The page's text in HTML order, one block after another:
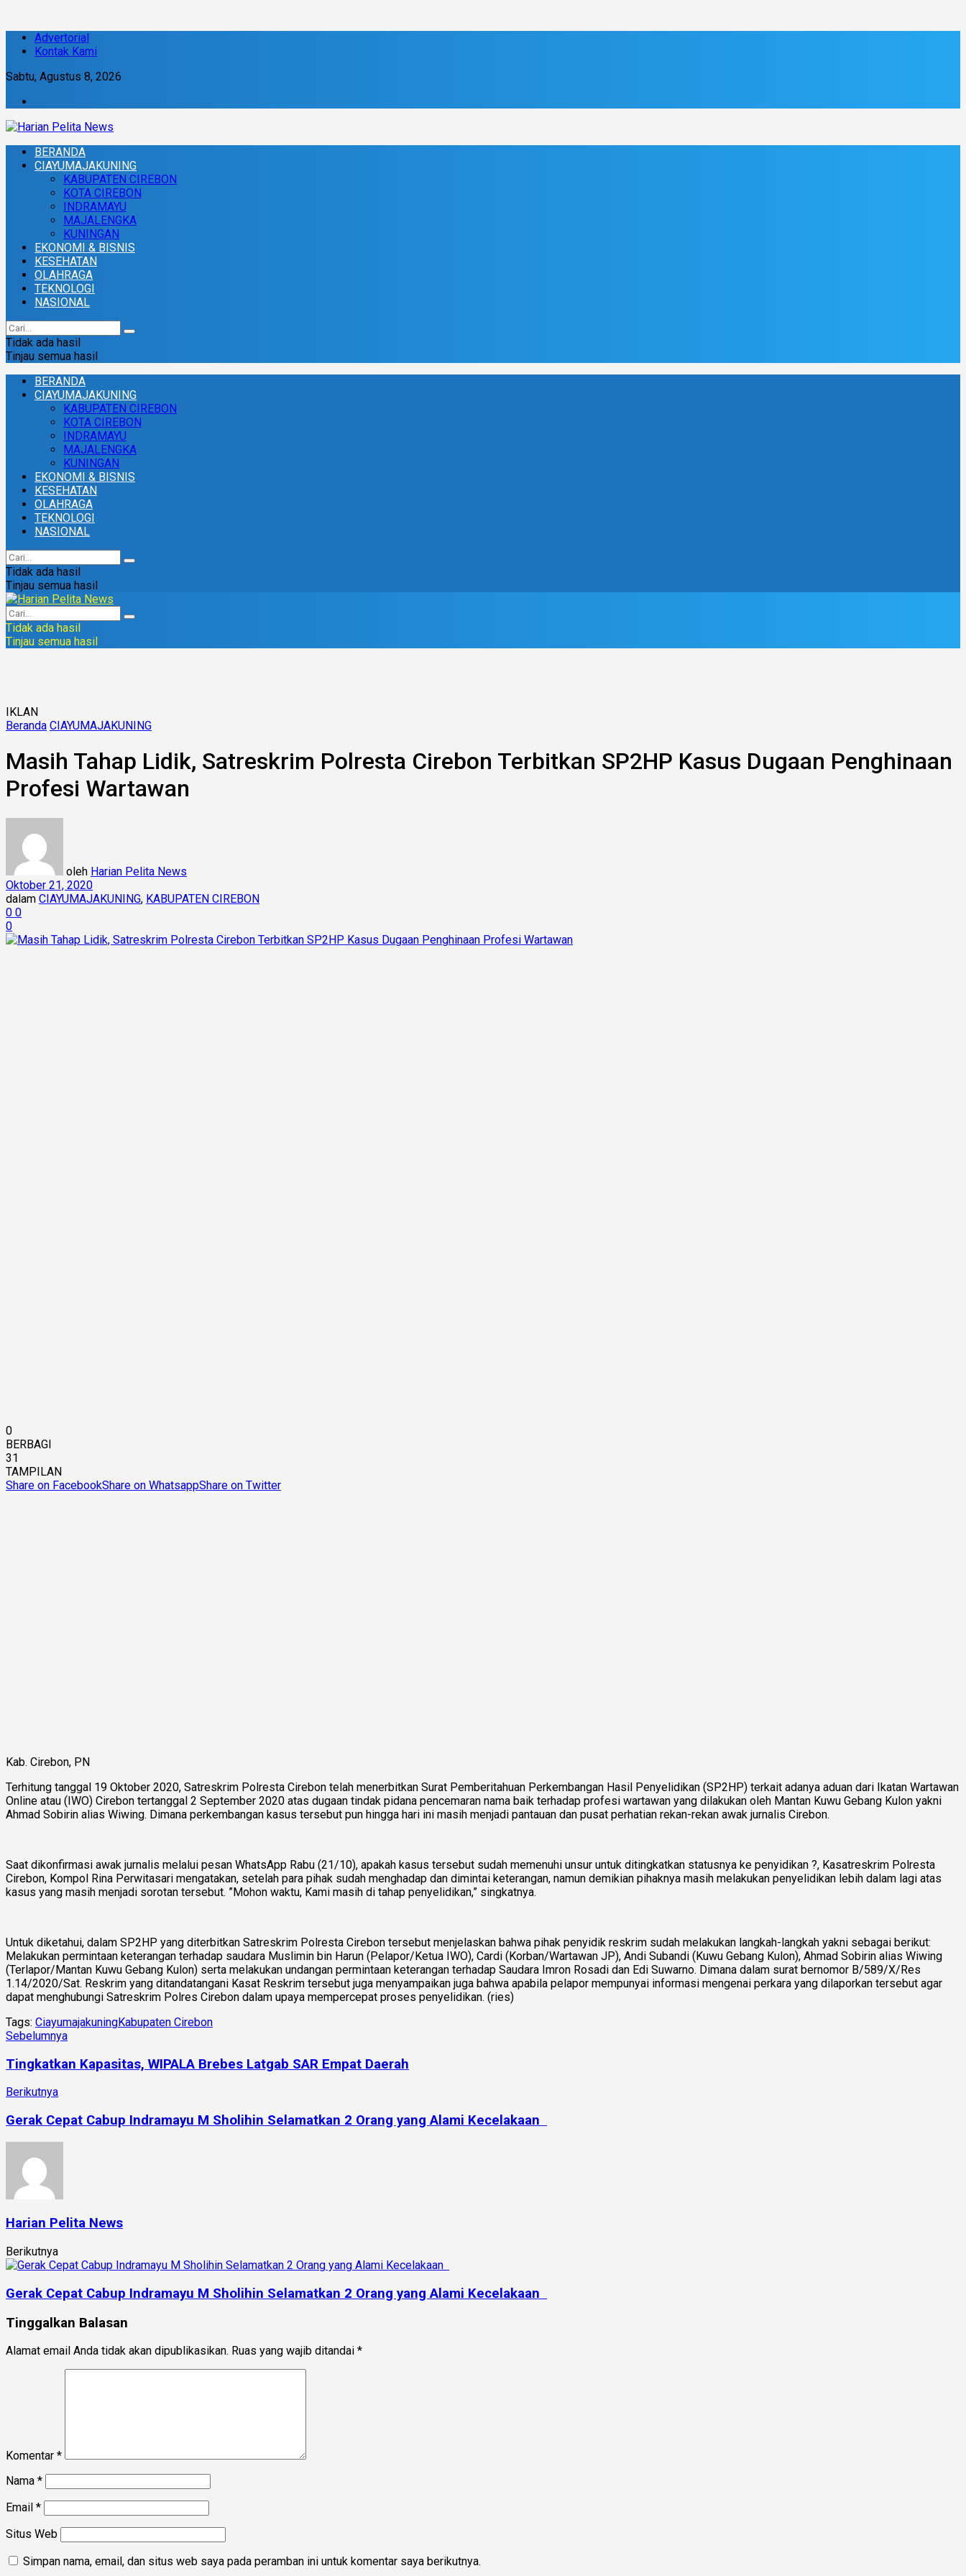
Advertorial
Kontak Kami
Sabtu, Agustus 8, 2026
BERANDA
CIAYUMAJAKUNING
KABUPATEN CIREBON
KOTA CIREBON
INDRAMAYU
MAJALENGKA
KUNINGAN
EKONOMI & BISNIS
KESEHATAN
OLAHRAGA
TEKNOLOGI
NASIONAL
Tidak ada hasil
Tinjau semua hasil
BERANDA
CIAYUMAJAKUNING
KABUPATEN CIREBON
KOTA CIREBON
INDRAMAYU
MAJALENGKA
KUNINGAN
EKONOMI & BISNIS
KESEHATAN
OLAHRAGA
TEKNOLOGI
NASIONAL
Tidak ada hasil
Tinjau semua hasil
Tidak ada hasil
Tinjau semua hasil
IKLAN
Beranda CIAYUMAJAKUNING
Masih Tahap Lidik, Satreskrim Polresta Cirebon Terbitkan SP2HP Kasus Dugaan Penghinaan
Profesi Wartawan
oleh Harian Pelita News
Oktober 21, 2020
dalam CIAYUMAJAKUNING, KABUPATEN CIREBON
0 0
0
0
BERBAGI
31
TAMPILAN
Share on FacebookShare on WhatsappShare on Twitter
Kab. Cirebon, PN
Terhitung tanggal 19 Oktober 2020, Satreskrim Polresta Cirebon telah menerbitkan Surat Pemberitahuan Perkembangan Hasil Penyelidikan (SP2HP) terkait adanya aduan dari Ikatan Wartawan
Online atau (IWO) Cirebon tertanggal 2 September 2020 atas dugaan tindak pidana pencemaran nama baik terhadap profesi wartawan yang dilakukan oleh Mantan Kuwu Gebang Kulon yakni
Ahmad Sobirin alias Wiwing. Dimana perkembangan kasus tersebut pun hingga hari ini masih menjadi pantauan dan pusat perhatian rekan-rekan awak jurnalis Cirebon.
Saat dikonfirmasi awak jurnalis melalui pesan WhatsApp Rabu (21/10), apakah kasus tersebut sudah memenuhi unsur untuk ditingkatkan statusnya ke penyidikan ?, Kasatreskrim Polresta
Cirebon, Kompol Rina Perwitasari mengatakan, setelah para pihak sudah menghadap dan dimintai keterangan, namun demikian pihaknya masih melakukan penyelidikan lebih dalam lagi atas
kasus yang masih menjadi sorotan tersebut. ”Mohon waktu, Kami masih di tahap penyelidikan,” singkatnya.
Untuk diketahui, dalam SP2HP yang diterbitkan Satreskrim Polresta Cirebon tersebut menjelaskan bahwa pihak penyidik reskrim sudah melakukan langkah-langkah yakni sebagai berikut:
Melakukan permintaan keterangan terhadap saudara Muslimin bin Harun (Pelapor/Ketua IWO), Cardi (Korban/Wartawan JP), Andi Subandi (Kuwu Gebang Kulon), Ahmad Sobirin alias Wiwing
(Terlapor/Mantan Kuwu Gebang Kulon) serta melakukan undangan permintaan keterangan terhadap Saudara Imron Rosadi dan Edi Suwarno. Dimana dalam surat bernomor B/589/X/Res
1.14/2020/Sat. Reskrim yang ditandatangani Kasat Reskrim tersebut juga menyampaikan juga bahwa apabila pelapor mempunyai informasi mengenai perkara yang dilaporkan tersebut agar
dapat menghubungi Satreskrim Polres Cirebon dalam upaya mempercepat proses penyelidikan. (ries)
Tags: CiayumajakuningKabupaten Cirebon
Sebelumnya
Tingkatkan Kapasitas, WIPALA Brebes Latgab SAR Empat Daerah
Berikutnya
Gerak Cepat Cabup Indramayu M Sholihin Selamatkan 2 Orang yang Alami Kecelakaan
Harian Pelita News
Berikutnya
Gerak Cepat Cabup Indramayu M Sholihin Selamatkan 2 Orang yang Alami Kecelakaan
Tinggalkan Balasan
Alamat email Anda tidak akan dipublikasikan. Ruas yang wajib ditandai *
Komentar *
Nama *
Email *
Situs Web
Simpan nama, email, dan situs web saya pada peramban ini untuk komentar saya berikutnya.